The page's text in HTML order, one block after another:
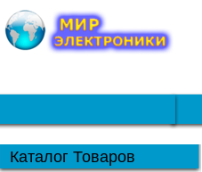
Каталог Товаров